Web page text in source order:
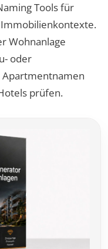
Tools für
Wohnanlage
oder
prüfen.